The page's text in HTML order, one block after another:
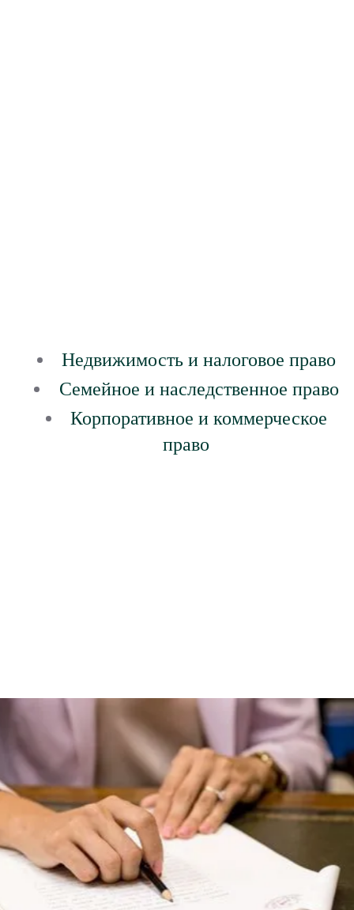
Недвижимость и налоговое право
Семейное и наследственное право
Корпоративное и коммерческое
право
НАШ ОФИС В СЕРДЦЕ ПАЛЬМЫ
В исторической жемчужине
Пальмы Can Forteza Rey